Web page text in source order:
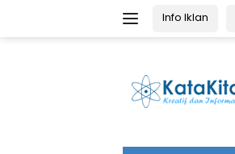
Info Iklan